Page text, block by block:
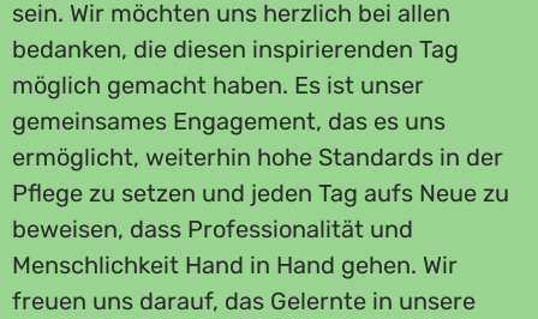
sein. Wir möchten uns herzlich bei allen
bedanken, die diesen inspirierenden Tag
möglich gemacht haben. Es ist unser
gemeinsames Engagement, das es uns
ermöglicht, weiterhin hohe Standards in der
Pflege zu setzen und jeden Tag aufs Neue zu
beweisen, dass Professionalität und
Menschlichkeit Hand in Hand gehen. Wir
freuen uns darauf, das Gelernte in unsere